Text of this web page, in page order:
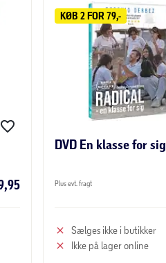
KØB 2 FOR 79,-
DVD En klasse for sig
Plus evt. fragt
Sælges ikke i butikker
Ikke på lager online